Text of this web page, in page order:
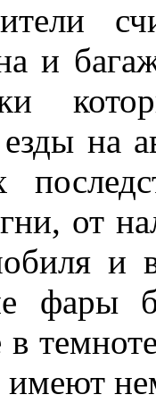
и
на
от
и
фары
имеют